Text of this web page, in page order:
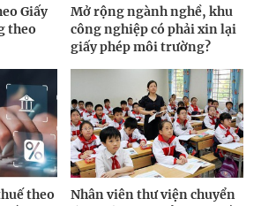
Giấy
theo
Mở rộng ngành nghề, khu
công nghiệp có phải xin lại
giấy phép môi trường?
theo
Nhân viên thư viện chuyển